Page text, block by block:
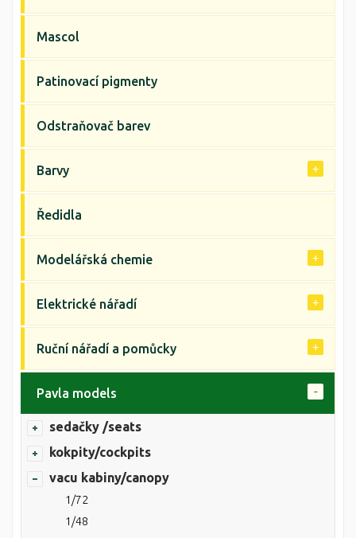
Mascol
Patinovací pigmenty
Odstraňovač barev
Barvy
Ředidla
Modelářská chemie
Elektrické nářadí
Ruční nářadí a pomůcky
Pavla models
sedačky /seats
kokpity/cockpits
vacu kabiny/canopy
1/72
1/48